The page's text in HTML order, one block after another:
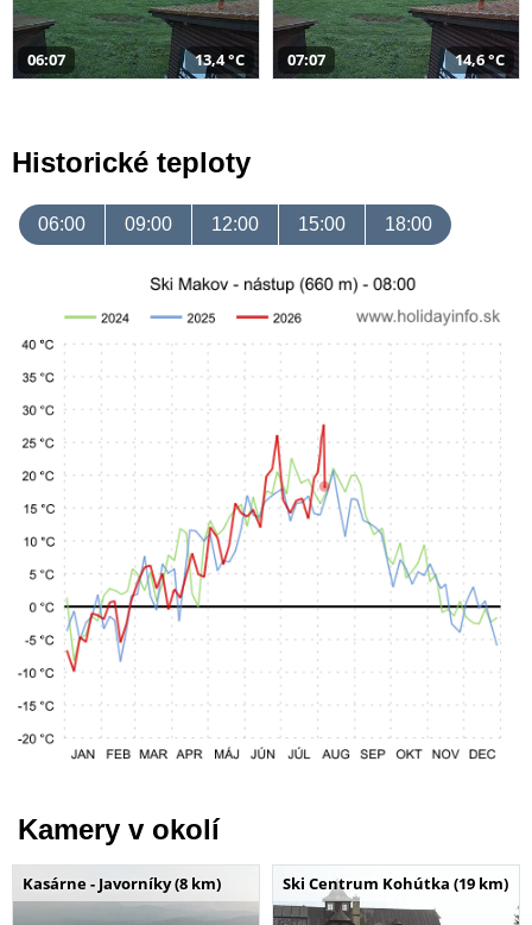
06:07 13,4 °C 07:07 14,6 °C
Historické teploty
06:00 09:00 12:00 15:00 18:00
Kamery v okolí
Kasárne - Javorníky (8 km) Ski Centrum Kohútka (19 km)